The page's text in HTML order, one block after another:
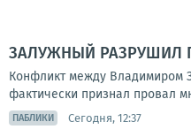
ЗАЛУЖНЫЙ РАЗРУШИЛ
Конфликт между Владимиром
фактически признал провал
ПАБЛИКИ Сегодня, 12:37